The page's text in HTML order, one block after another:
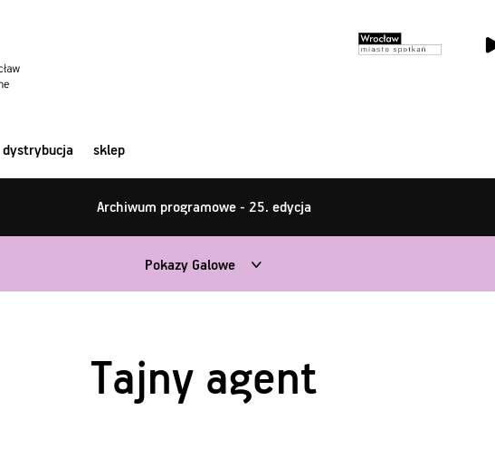
dystrybucja sklep
Archiwum programowe - 25. edycja
Pokazy Galowe
Tajny agent